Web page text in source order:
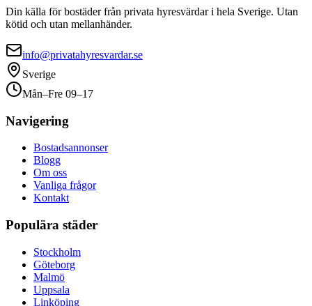
Din källa för bostäder från privata hyresvärdar i hela Sverige. Utan
kötid och utan mellanhänder.
info@privatahyresvardar.se
Sverige
Mån–Fre 09–17
Navigering
Bostadsannonser
Blogg
Om oss
Vanliga frågor
Kontakt
Populära städer
Stockholm
Göteborg
Malmö
Uppsala
Linköping